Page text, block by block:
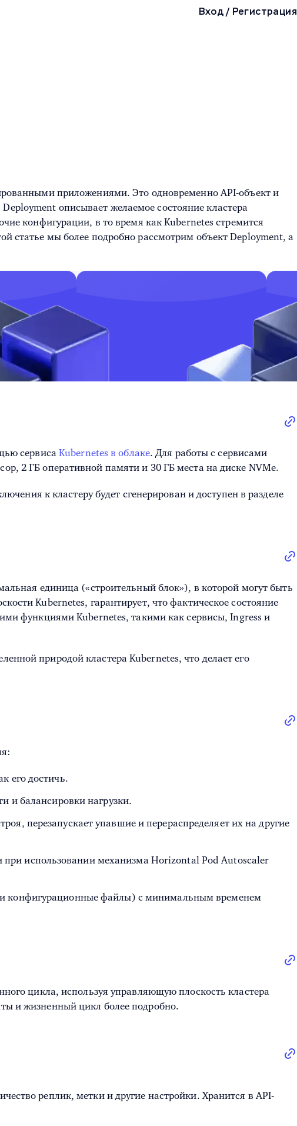
Вход/ Регистрация
приложениями. Это одновременно API-объект и
описывает желаемое состояние кластера
конфигурации, в то время как Kubernetes стремится
статье мы более подробно рассмотрим объект Deployment, а
сервисаKubernetes в облаке. Для работы с сервисами
2 ГБ оперативной памяти и 30 ГБ места на диске NVMe.
к кластеру будет сгенерирован и доступен в разделе
единица («строительный блок»), в которой могут быть
Kubernetes, гарантирует, что фактическое состояние
функциями Kubernetes, такими как сервисы, Ingress и
природой кластера Kubernetes, что делает его
его достичь.
и балансировки нагрузки.
перезапускает упавшие и перераспределяет их на другие
при использовании механизма Horizontal Pod Autoscaler
конфигурационные файлы) с минимальным временем
цикла, используя управляющую плоскость кластера
и жизненный цикл более подробно.
реплик, метки и другие настройки. Хранится в API-